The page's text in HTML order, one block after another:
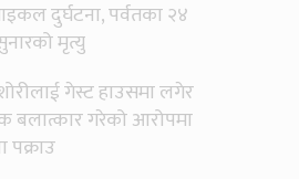
दुर्घटना, पर्वतका २४
मृत्यु
गेस्ट हाउसमा लगेर
बलात्कार गरेको आरोपमा
पक्राउ